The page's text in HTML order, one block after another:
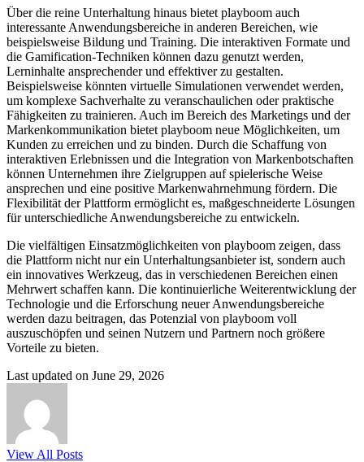
Über die reine Unterhaltung hinaus bietet playboom auch
interessante Anwendungsbereiche in anderen Bereichen, wie
beispielsweise Bildung und Training. Die interaktiven Formate und
die Gamification-Techniken können dazu genutzt werden,
Lerninhalte ansprechender und effektiver zu gestalten.
Beispielsweise könnten virtuelle Simulationen verwendet werden,
um komplexe Sachverhalte zu veranschaulichen oder praktische
Fähigkeiten zu trainieren. Auch im Bereich des Marketings und der
Markenkommunikation bietet playboom neue Möglichkeiten, um
Kunden zu erreichen und zu binden. Durch die Schaffung von
interaktiven Erlebnissen und die Integration von Markenbotschaften
können Unternehmen ihre Zielgruppen auf spielerische Weise
ansprechen und eine positive Markenwahrnehmung fördern. Die
Flexibilität der Plattform ermöglicht es, maßgeschneiderte Lösungen
für unterschiedliche Anwendungsbereiche zu entwickeln.
Die vielfältigen Einsatzmöglichkeiten von playboom zeigen, dass
die Plattform nicht nur ein Unterhaltungsanbieter ist, sondern auch
ein innovatives Werkzeug, das in verschiedenen Bereichen einen
Mehrwert schaffen kann. Die kontinuierliche Weiterentwicklung der
Technologie und die Erforschung neuer Anwendungsbereiche
werden dazu beitragen, das Potenzial von playboom voll
auszuschöpfen und seinen Nutzern und Partnern noch größere
Vorteile zu bieten.
Last updated on June 29, 2026
View All Posts